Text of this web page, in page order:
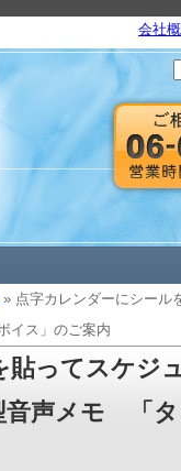
会社
» 点字カレンダーにシール
イス」のご案内
貼ってスケジ
音声メモ 「